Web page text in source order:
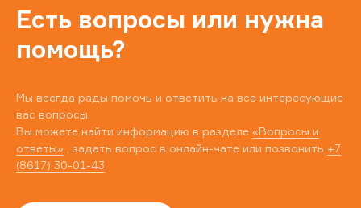
Есть вопросы или нужна
помощь?
Мы всегда рады помочь и ответить на все интересующие
вас вопросы.
Вы можете найти информацию в разделе «Вопросы и
ответы» , задать вопрос в онлайн-чате или позвонить +7
(8617) 30-01-43